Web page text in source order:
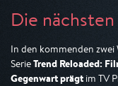
Die
In den kommenden
SerieTrend Reloaded:
Gegenwart prägtim TV